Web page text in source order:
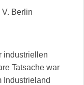
V. Berlin
industriellen
Tatsache war
Industrieland